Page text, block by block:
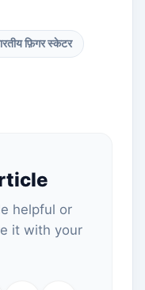
फ़िगर स्केटर
helpful or
it with your